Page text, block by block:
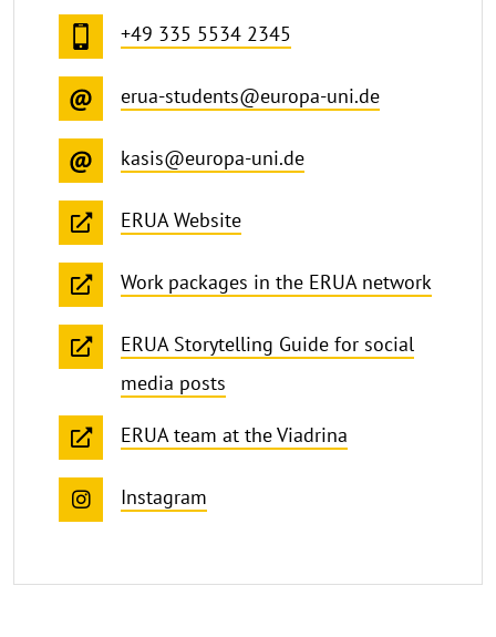
+49 335 5534 2345
erua-students@europa-uni.de
kasis@europa-uni.de
ERUA Website
Work packages in the ERUA network
ERUA Storytelling Guide for social
media posts
ERUA team at the Viadrina
Instagram